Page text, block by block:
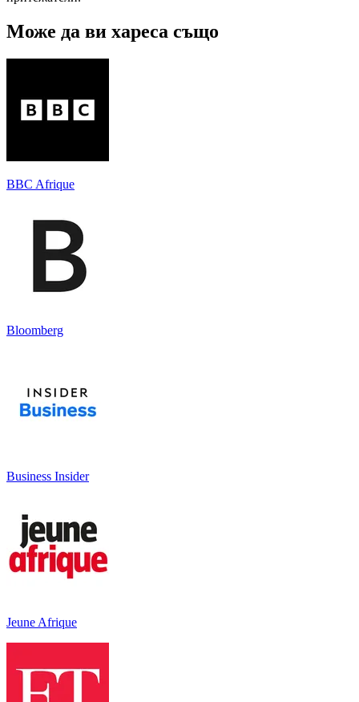
Може да ви хареса също
BBC Afrique
Bloomberg
Business Insider
Jeune Afrique